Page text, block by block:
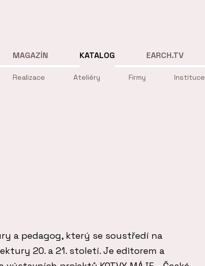
MAGAZÍN KATALOG
Realizace Ateliéry Firmy Instituce
EARCH.TV
a pedagog, který se soustředí na
20. a 21. století. Je editorem a